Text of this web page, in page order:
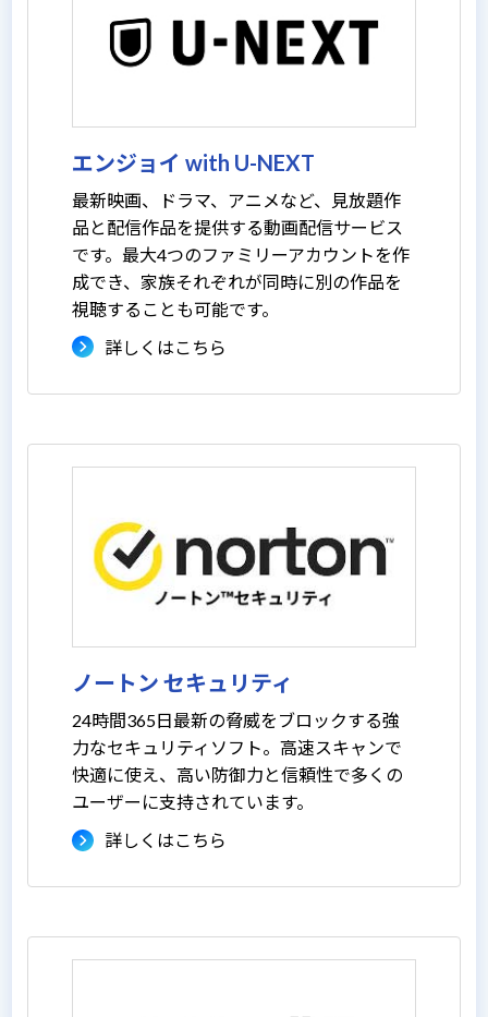
エンジョイ with U-NEXT
最新映画、ドラマ、アニメなど、見放題作
品と配信作品を提供する動画配信サービス
です。最大4つのファミリーアカウントを作
成でき、家族それぞれが同時に別の作品を
視聴することも可能です。
詳しくはこちら
ノートン セキュリティ
24時間365日最新の脅威をブロックする強
力なセキュリティソフト。高速スキャンで
快適に使え、高い防御力と信頼性で多くの
ユーザーに支持されています。
詳しくはこちら